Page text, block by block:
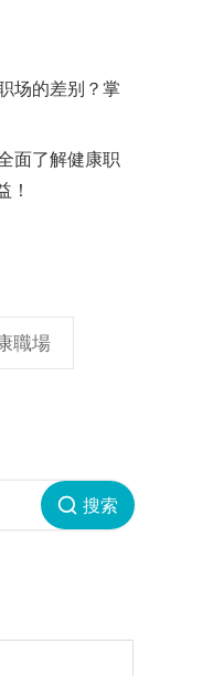
场的差别？掌
面了解健康职
！
職場
搜索